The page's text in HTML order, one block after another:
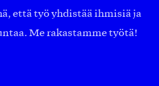
että työ yhdistää ihmisiä ja
Me rakastamme työtä!